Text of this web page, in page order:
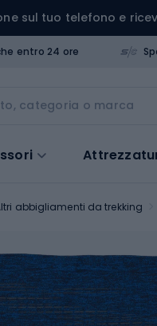
sul tuo telefono e
entro 24 ore
abbigliamenti da trekking